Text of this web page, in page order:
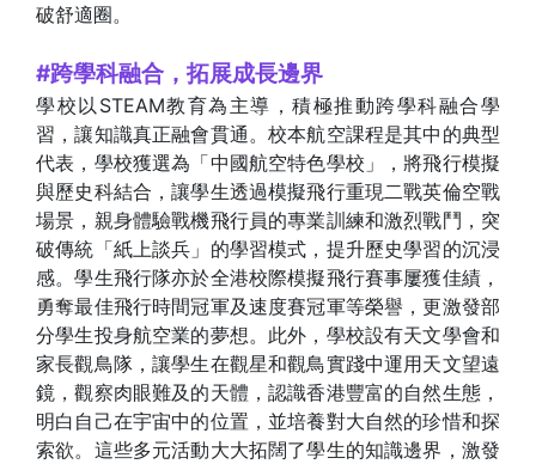
破舒適圈。
#跨學科融合，拓展成長邊界
學校以STEAM教育為主導，積極推動跨學科融合學
習，讓知識真正融會貫通。校本航空課程是其中的典型
代表，學校獲選為「中國航空特色學校」，將飛行模擬
與歷史科結合，讓學生透過模擬飛行重現二戰英倫空戰
場景，親身體驗戰機飛行員的專業訓練和激烈戰鬥，突
破傳統「紙上談兵」的學習模式，提升歷史學習的沉浸
感。學生飛行隊亦於全港校際模擬飛行賽事屢獲佳績，
勇奪最佳飛行時間冠軍及速度賽冠軍等榮譽，更激發部
分學生投身航空業的夢想。此外，學校設有天文學會和
家長觀鳥隊，讓學生在觀星和觀鳥實踐中運用天文望遠
鏡，觀察肉眼難及的天體，認識香港豐富的自然生態，
明白自己在宇宙中的位置，並培養對大自然的珍惜和探
索欲。這些多元活動大大拓闊了學生的知識邊界，激發